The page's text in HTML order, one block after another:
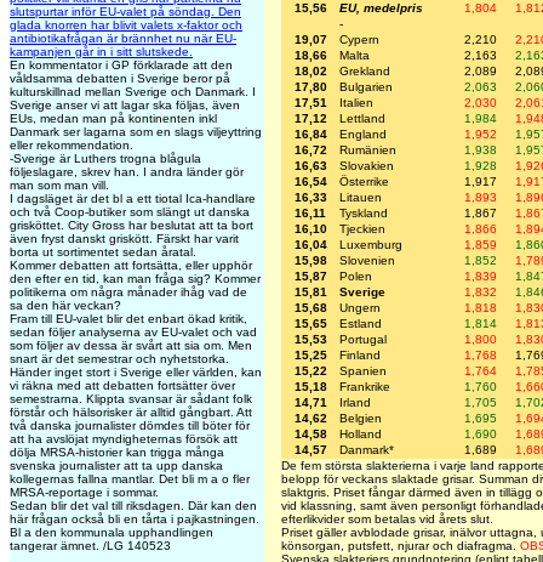
slutspurtar inför EU-valet på söndag. Den
glada knorren har blivit valets x-faktor och
antibiotikafrågan är brännhet nu när EU-
kampanjen går in i sitt slutskede.
En kommentator i GP förklarade att den
våldsamma debatten i Sverige beror på
kulturskillnad mellan Sverige och Danmark. I
Sverige anser vi att lagar ska följas, även
EUs, medan man på kontinenten inkl
Danmark ser lagarna som en slags viljeyttring
eller rekommendation.
-Sverige är Luthers trogna blågula
följeslagare, skrev han. I andra länder gör
man som man vill.
I dagsläget är det bl a ett tiotal Ica-handlare
och två Coop-butiker som slängt ut danska
grisköttet. City Gross har beslutat att ta bort
även fryst danskt griskött. Färskt har varit
borta ut sortimentet sedan åratal.
Kommer debatten att fortsätta, eller upphör
den efter en tid, kan man fråga sig? Kommer
politikerna om några månader ihåg vad de
sa den här veckan?
Fram till EU-valet blir det enbart ökad kritik,
sedan följer analyserna av EU-valet och vad
som följer av dessa är svårt att sia om. Men
snart är det semestrar och nyhetstorka.
Händer inget stort i Sverige eller världen, kan
vi räkna med att debatten fortsätter över
semestrarna. Klippta svansar är sådant folk
förstår och hälsorisker är alltid gångbart. Att
två danska journalister dömdes till böter för
att ha avslöjat myndigheternas försök att
dölja MRSA-historier kan trigga många
svenska journalister att ta upp danska
kollegernas fallna mantlar. Det bli m a o fler
MRSA-reportage i sommar.
Sedan blir det val till riksdagen. Där kan den
här frågan också bli en tårta i pajkastningen.
Bl a den kommunala upphandlingen
tangerar ämnet. /LG 140523
15,56
EU, medelpris 1,804
-
19,07
Cypern 2,210
18,66
Malta 2,163
18,02
Grekland 2,089
17,80
Bulgarien 2,063
17,51
Italien 2,030
17,12
Lettland 1,984
16,84
England 1,952
16,72
Rumänien 1,938
16,63
Slovakien 1,928
16,54
Österrike 1,917
16,33
Litauen 1,893
16,11
Tyskland 1,867
16,10
Tjeckien 1,866
16,04
Luxemburg 1,859
15,98
Slovenien 1,852
15,87
Polen 1,839
15,81
Sverige 1,832
15,68
Ungern 1,818
15,65
Estland 1,814
15,53
Portugal 1,800
15,25
Finland 1,768
15,22
Spanien 1,764
15,18
Frankrike 1,760
14,71
Irland 1,705
14,62
Belgien 1,695
14,58
Holland 1,690
14,57
Danmark* 1,689
De fem största slakterierna i varje land
belopp för veckans slaktade grisar. Summan
slaktgris. Priset fångar därmed även in tillägg
vid klassning, samt även personligt
efterlikvider som betalas vid årets slut.
Priset gäller avblodade grisar, inälvor uttagna,
könsorgan, putsfett, njurar och diafragma.
Svenska slakteriers grundnotering (enligt